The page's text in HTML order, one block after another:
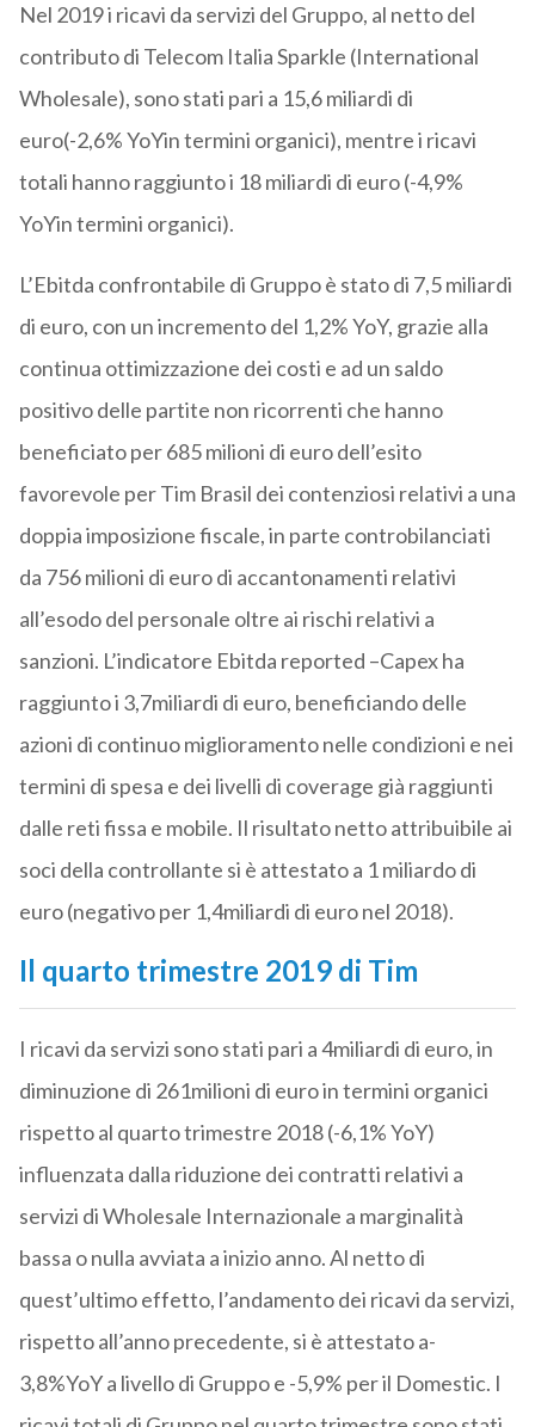
Nel 2019 i ricavi da servizi del Gruppo, al netto del
contributo di Telecom Italia Sparkle (International
Wholesale), sono stati pari a 15,6 miliardi di
euro(-2,6% YoYin termini organici), mentre i ricavi
totali hanno raggiunto i 18 miliardi di euro (-4,9%
YoYin termini organici).
L’Ebitda confrontabile di Gruppo è stato di 7,5 miliardi
di euro, con un incremento del 1,2% YoY, grazie alla
continua ottimizzazione dei costi e ad un saldo
positivo delle partite non ricorrenti che hanno
beneficiato per 685 milioni di euro dell’esito
favorevole per Tim Brasil dei contenziosi relativi a una
doppia imposizione fiscale, in parte controbilanciati
da 756 milioni di euro di accantonamenti relativi
all’esodo del personale oltre ai rischi relativi a
sanzioni. L’indicatore Ebitda reported –Capex ha
raggiunto i 3,7miliardi di euro, beneficiando delle
azioni di continuo miglioramento nelle condizioni e nei
termini di spesa e dei livelli di coverage già raggiunti
dalle reti fissa e mobile. Il risultato netto attribuibile ai
soci della controllante si è attestato a 1 miliardo di
euro (negativo per 1,4miliardi di euro nel 2018).
Il quarto trimestre 2019 di Tim
I ricavi da servizi sono stati pari a 4miliardi di euro, in
diminuzione di 261milioni di euro in termini organici
rispetto al quarto trimestre 2018 (-6,1% YoY)
influenzata dalla riduzione dei contratti relativi a
servizi di Wholesale Internazionale a marginalità
bassa o nulla avviata a inizio anno. Al netto di
quest’ultimo effetto, l’andamento dei ricavi da servizi,
rispetto all’anno precedente, si è attestato a-
3,8%YoY a livello di Gruppo e -5,9% per il Domestic. I